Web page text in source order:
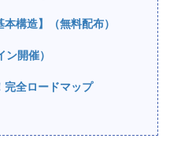
構造】（無料配布）
開催）
完全ロードマップ